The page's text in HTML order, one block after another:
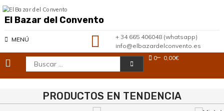
Saltar
al
contenido
El Bazar del Convento
MENÚ
+ 34 665 406048 (whatsapp)
info@elbazardelconvento.es
Buscar: 0 0,00€
PRODUCTOS EN TENDENCIA